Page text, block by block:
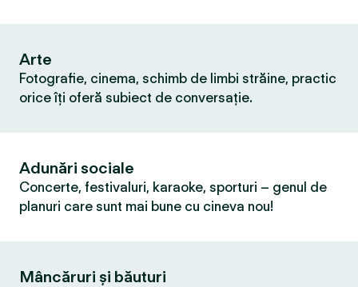
Arte
Fotografie, cinema, schimb de limbi străine, practic
orice îți oferă subiect de conversație.
Adunări sociale
Concerte, festivaluri, karaoke, sporturi – genul de
planuri care sunt mai bune cu cineva nou!
Mâncăruri și băuturi